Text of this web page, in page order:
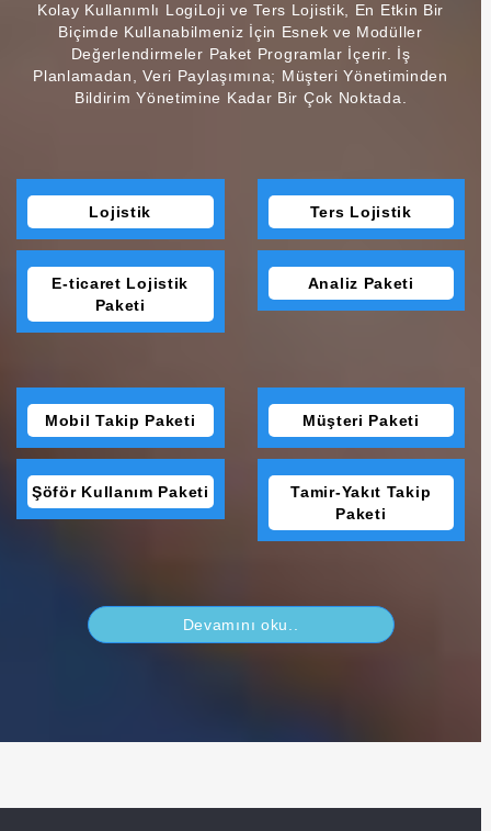
Kolay Kullanımlı LogiLoji ve Ters Lojistik, En Etkin Bir
Biçimde Kullanabilmeniz İçin Esnek ve Modüller
Değerlendirmeler Paket Programlar İçerir. İş
Planlamadan, Veri Paylaşımına; Müşteri Yönetiminden
Bildirim Yönetimine Kadar Bir Çok Noktada.
Lojistik Ters Lojistik
E-ticaret Lojistik
Paketi
Analiz Paketi
Mobil Takip Paketi Müşteri Paketi
Şöför Kullanım Paketi
Tamir-Yakıt Takip
Paketi
Devamını oku..